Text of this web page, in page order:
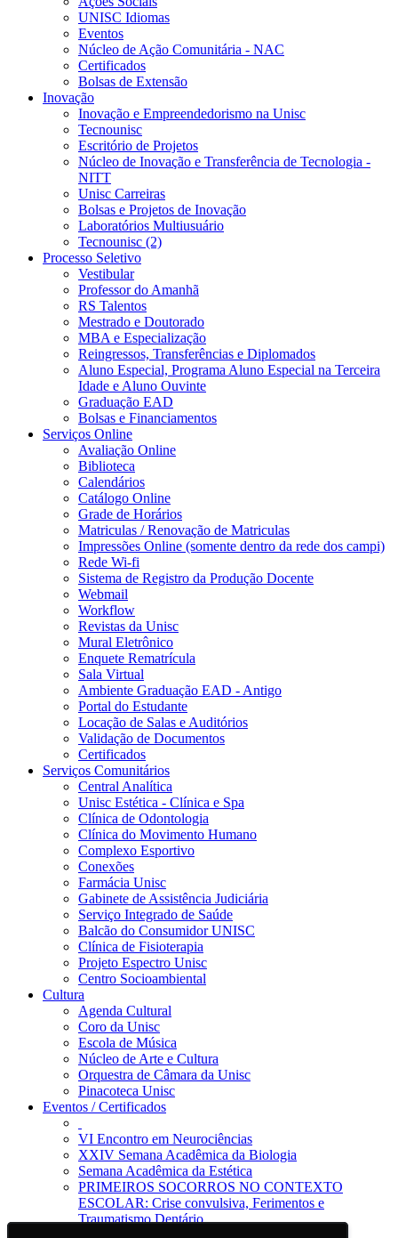
UNISC Idiomas
Eventos
Núcleo de Ação Comunitária - NAC
Certificados
Bolsas de Extensão
Inovação
Inovação e Empreendedorismo na Unisc
Tecnounisc
Escritório de Projetos
Núcleo de Inovação e Transferência de Tecnologia -
NITT
Unisc Carreiras
Bolsas e Projetos de Inovação
Laboratórios Multiusuário
Tecnounisc (2)
Processo Seletivo
Vestibular
Professor do Amanhã
RS Talentos
Mestrado e Doutorado
MBA e Especialização
Reingressos, Transferências e Diplomados
Aluno Especial, Programa Aluno Especial na Terceira
Idade e Aluno Ouvinte
Graduação EAD
Bolsas e Financiamentos
Serviços Online
Avaliação Online
Biblioteca
Calendários
Catálogo Online
Grade de Horários
Matriculas / Renovação de Matriculas
Impressões Online (somente dentro da rede dos campi)
Rede Wi-fi
Sistema de Registro da Produção Docente
Webmail
Workflow
Revistas da Unisc
Mural Eletrônico
Enquete Rematrícula
Sala Virtual
Ambiente Graduação EAD - Antigo
Portal do Estudante
Locação de Salas e Auditórios
Validação de Documentos
Certificados
Serviços Comunitários
Central Analítica
Unisc Estética - Clínica e Spa
Clínica de Odontologia
Clínica do Movimento Humano
Complexo Esportivo
Conexões
Farmácia Unisc
Gabinete de Assistência Judiciária
Serviço Integrado de Saúde
Balcão do Consumidor UNISC
Clínica de Fisioterapia
Projeto Espectro Unisc
Centro Socioambiental
Cultura
Agenda Cultural
Coro da Unisc
Escola de Música
Núcleo de Arte e Cultura
Orquestra de Câmara da Unisc
Pinacoteca Unisc
Eventos / Certificados
VI Encontro em Neurociências
XXIV Semana Acadêmica da Biologia
Semana Acadêmica da Estética
PRIMEIROS SOCORROS NO CONTEXTO
ESCOLAR: Crise convulsiva, Ferimentos e
Traumatismo Dentário